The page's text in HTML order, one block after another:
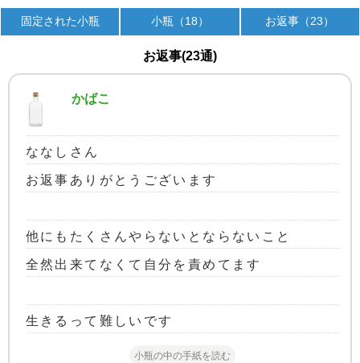
固定された小瓶 小瓶（18） お返事（23）
お返事(23通)
かばこ
ななしさん
お返事ありがとうございます
他にもたくさんやらないとならないこと
全然出来てなくて自分を責めてます
生きるって難しいです
小瓶の中の手紙を読む